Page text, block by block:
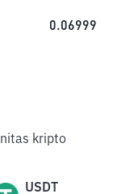
0.06999
kripto
USDT